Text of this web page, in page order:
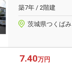
築7年 / 2階建
茨城県つくば
7.40万円